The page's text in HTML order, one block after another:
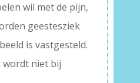
wil met de pijn,
geestesziek
is vastgesteld.
wordt niet bij